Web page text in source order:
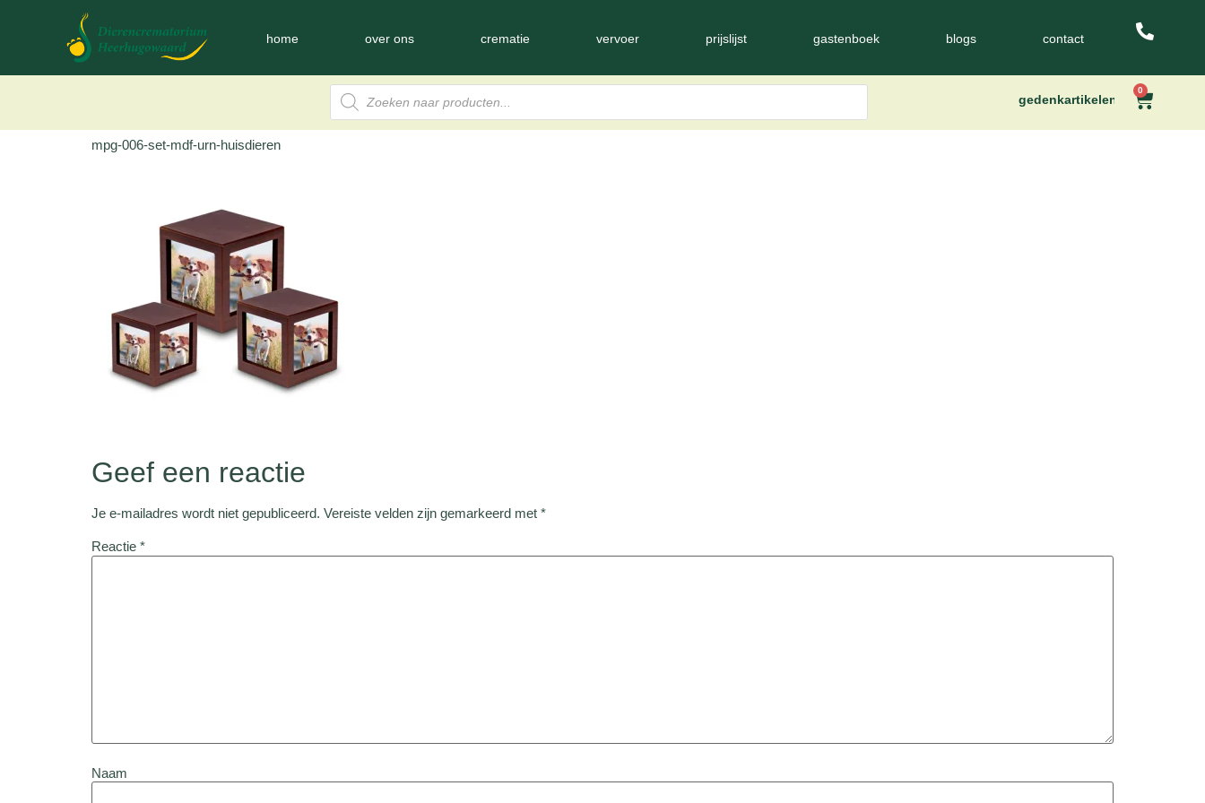
home over ons crematie vervoer prijslijst gastenboek blogs contact
gedenkartikelen
0
mpg-006-set-mdf-urn-huisdieren
Geef een reactie
Je e-mailadres wordt niet gepubliceerd. Vereiste velden zijn gemarkeerd met *
Reactie *
Naam